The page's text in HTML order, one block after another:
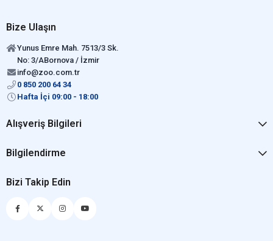
Bize Ulaşın
Yunus Emre Mah. 7513/3 Sk.
No: 3/ABornova / İzmir
info@zoo.com.tr
0 850 200 64 34
Hafta İçi 09:00 - 18:00
Alışveriş Bilgileri
Bilgilendirme
Bizi Takip Edin